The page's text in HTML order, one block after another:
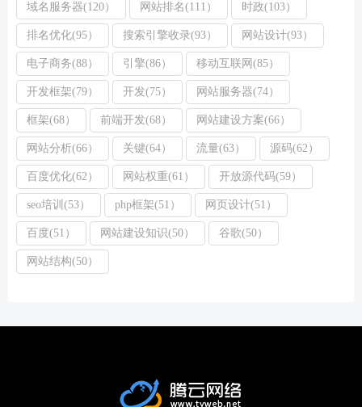
域名服务器(120） 网站排名(111） 时政(103）
排名优化(95） 搜索引擎收录(93） 网站设计(93）
电子商务(88） 引擎(86） 移动互联网(85）
开发框架(79） 开发(75） 网站服务器(74）
框架(68） 前端开发(68） 网站建设方案(66）
网站分析(66） 关键(64） 流量(63） 源码(62）
百度优化(62） 网站权重(61） 开放源代码(59）
seo培训(53） php框架(51） 网页设计(51）
百度(51） 网站建设知识(50） 谷歌(50）
网站结构(50）